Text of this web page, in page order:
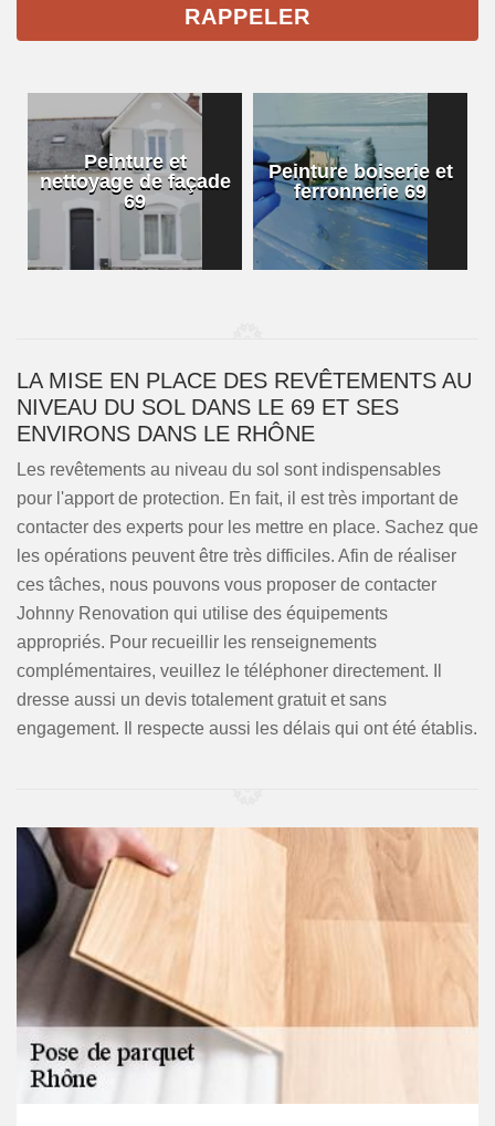
Peinture boiserie et
ferronnerie 69
Renovation de
volets 69
LA MISE EN PLACE DES REVÊTEMENTS AU
NIVEAU DU SOL DANS LE 69 ET SES
ENVIRONS DANS LE RHÔNE
Les revêtements au niveau du sol sont indispensables
pour l'apport de protection. En fait, il est très important de
contacter des experts pour les mettre en place. Sachez que
les opérations peuvent être très difficiles. Afin de réaliser
ces tâches, nous pouvons vous proposer de contacter
Johnny Renovation qui utilise des équipements
appropriés. Pour recueillir les renseignements
complémentaires, veuillez le téléphoner directement. Il
dresse aussi un devis totalement gratuit et sans
engagement. Il respecte aussi les délais qui ont été établis.